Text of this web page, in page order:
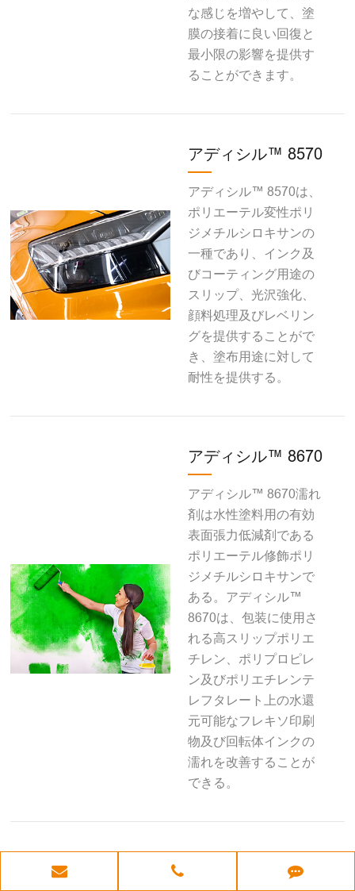
な感じを増やして、塗
膜の接着に良い回復と
最小限の影響を提供す
ることができます。
アディシル™ 8570
アディシル™ 8570は、
ポリエーテル変性ポリ
ジメチルシロキサンの
一種であり、インク及
びコーティング用途の
スリップ、光沢強化、
顔料処理及びレベリン
グを提供することがで
き、塗布用途に対して
耐性を提供する。
アディシル™ 8670
アディシル™ 8670濡れ
剤は水性塗料用の有効
表面張力低減剤である
ポリエーテル修飾ポリ
ジメチルシロキサンで
ある。アディシル™
8670は、包装に使用さ
れる高スリップポリエ
チレン、ポリプロピレ
ン及びポリエチレンテ
レフタレート上の水還
元可能なフレキソ印刷
物及び回転体インクの
濡れを改善することが
できる。
アディシル™ 8800